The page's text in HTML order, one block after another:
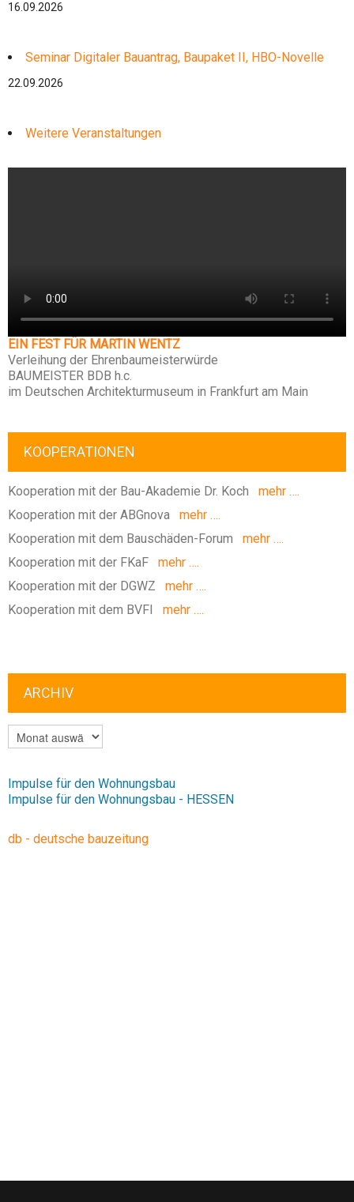
16.09.2026
Seminar Digitaler Bauantrag, Baupaket II, HBO-Novelle
22.09.2026
Weitere Veranstaltungen
EIN FEST FÜR MARTIN WENTZ
Verleihung der Ehrenbaumeisterwürde
BAUMEISTER BDB h.c.
im Deutschen Architekturmuseum in Frankfurt am Main
KOOPERATIONEN
Kooperation mit der Bau-Akademie Dr. Koch mehr ….
Kooperation mit der ABGnova mehr ….
Kooperation mit dem Bauschäden-Forum mehr ….
Kooperation mit der FKaF mehr ….
Kooperation mit der DGWZ mehr ….
Kooperation mit dem BVFI
mehr ….
ARCHIV
ARCHIV
Impulse für den Wohnungsbau
Impulse für den Wohnungsbau - HESSEN
db - deutsche bauzeitung